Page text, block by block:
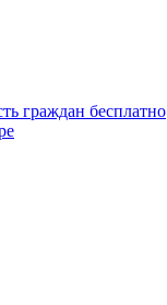
граждан бесплатно